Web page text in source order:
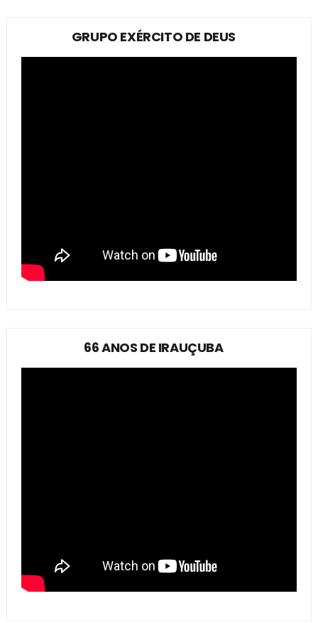
GRUPO EXÉRCITO DE DEUS
66 ANOS DE IRAUÇUBA